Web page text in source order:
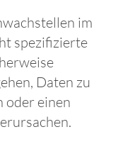
im
spezifizierte
Daten zu
oder einen